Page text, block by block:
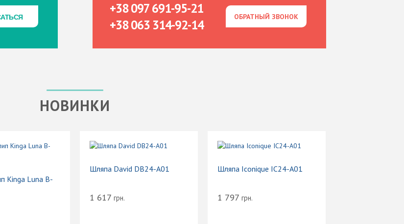
+38 097 691-95-21
+38 063 314-92-14
ОБРАТНЫЙ ЗВОНОК
ОБРАТНЫЙ ЗВОНОК
НОВИНКИ
Kinga Luna B-
Шляпа David DB24-A01
1 617 грн.
Шляпа Iconique IC24-A01
1 797 грн.